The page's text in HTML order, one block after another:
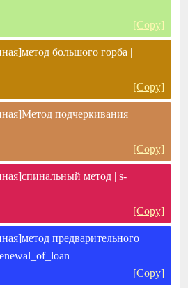
[Copy]
большого горба |
[Copy]
подчеркивания |
[Copy]
метод | s-
[Copy]
предварительного
[Copy]